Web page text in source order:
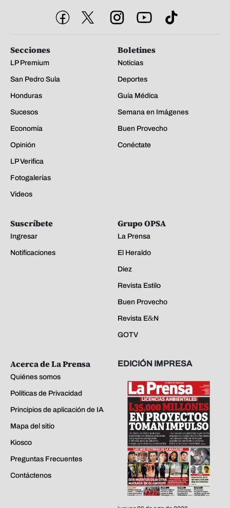
Secciones
LP Premium
San Pedro Sula
Honduras
Sucesos
Economía
Opinión
LP Verifica
Fotogalerías
Videos
Boletines
Noticias
Deportes
Guía Médica
Semana en Imágenes
Buen Provecho
Conéctate
Suscríbete
Ingresar
Notificaciones
Grupo OPSA
La Prensa
El Heraldo
Diez
Revista Estilo
Buen Provecho
Revista E&N
GOTV
Acerca de La Prensa
Quiénes somos
Políticas de Privacidad
Principios de aplicación de IA
Mapa del sitio
Kiosco
Preguntas Frecuentes
Contáctenos
EDICIÓN IMPRESA